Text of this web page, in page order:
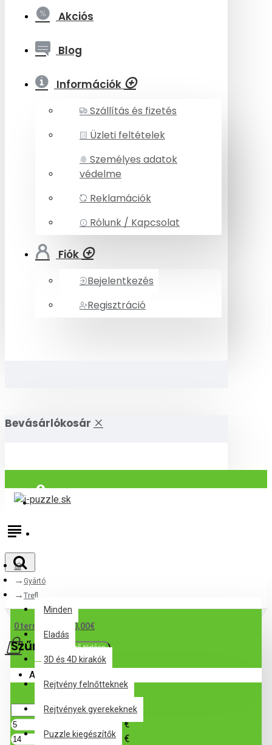
Akciós
Blog
Információk
Szállítás és fizetés
Üzleti feltételek
Személyes adatok
védelme
Reklamációk
Rólunk / Kapcsolat
Fiók
Bejelentkezés
Regisztráció
Bevásárlókosár
Bejelentkezés
Minden
Minden
Eladás
3D és 4D kirakók
Rejtvény felnőtteknek
Rejtvények gyerekeknek
Puzzle kiegészítők
0 termék(ek) - 0,00€
Az Ön kosara üres!
Gyártó
Trefl
Szűrő Szűrő törlése
Cena
€
€